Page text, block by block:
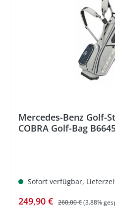
Mercedes-Benz Golf-
COBRA Golf-Bag
Sofort verfügbar,
Verkaufspreis:
249,90 € Regulärer Preis:
260,00 €(3.88%